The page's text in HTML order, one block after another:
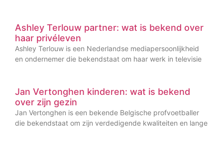
Ashley Terlouw partner: wat is bekend over
haar privéleven
Ashley Terlouw is een Nederlandse mediapersoonlijkheid
en ondernemer die bekendstaat om haar werk in televisie
Jan Vertonghen kinderen: wat is bekend
over zijn gezin
Jan Vertonghen is een bekende Belgische profvoetballer
die bekendstaat om zijn verdedigende kwaliteiten en lange